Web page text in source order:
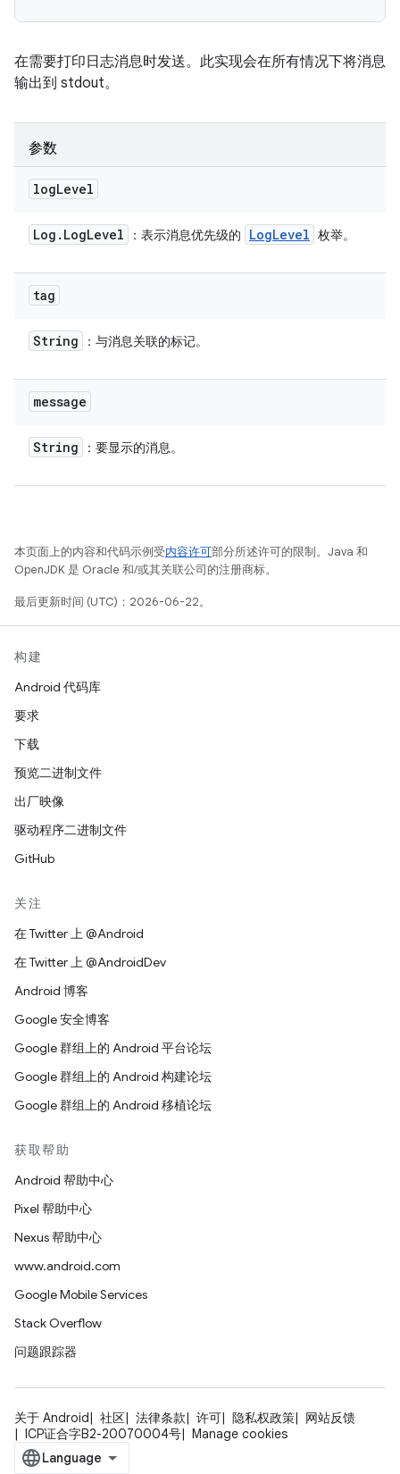
在需要打印日志消息时发送。此实现会在所有情况下将消息
输出到 stdout。
参数
logLevel
Log . LogLevel ：表示消息优先级的 LogLevel 枚举。
tag
String ：与消息关联的标记。
message
String ：要显示的消息。
本页面上的内容和代码示例受内容许可部分所述许可的限制。Java 和
OpenJDK 是 Oracle 和/或其关联公司的注册商标。
最后更新时间 (UTC)：2026-06-22。
构建
Android 代码库
要求
下载
预览二进制文件
出厂映像
驱动程序二进制文件
GitHub
关注
在 Twitter 上 @Android
在 Twitter 上 @AndroidDev
Android 博客
Google 安全博客
Google 群组上的 Android 平台论坛
Google 群组上的 Android 构建论坛
Google 群组上的 Android 移植论坛
获取帮助
Android 帮助中心
Pixel 帮助中心
Nexus 帮助中心
www.android.com
Google Mobile Services
Stack Overflow
问题跟踪器
关于 Android 社区 法律条款 许可 隐私权政策
网站反馈
ICP证合字B2-20070004号
Manage cookies